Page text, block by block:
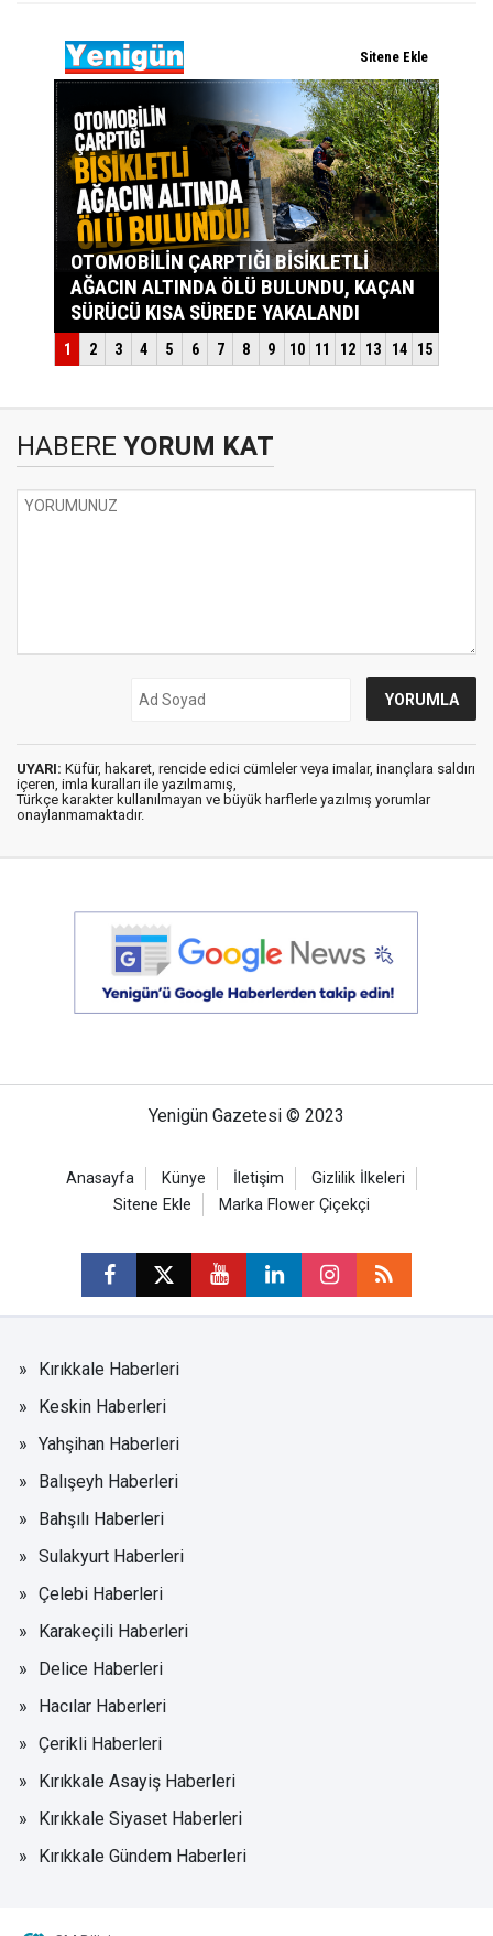
HABERE YORUM KAT
UYARI: Küfür, hakaret, rencide edici cümleler veya imalar, inançlara saldırı
içeren, imla kuralları ile yazılmamış,
Türkçe karakter kullanılmayan ve büyük harflerle yazılmış yorumlar
onaylanmamaktadır.
Yenigün Gazetesi © 2023
Anasayfa Künye İletişim
Gizlilik İlkeleri
Sitene Ekle
Marka Flower Çiçekçi
Kırıkkale Haberleri
Keskin Haberleri
Yahşihan Haberleri
Balışeyh Haberleri
Bahşılı Haberleri
Sulakyurt Haberleri
Çelebi Haberleri
Karakeçili Haberleri
Delice Haberleri
Hacılar Haberleri
Çerikli Haberleri
Kırıkkale Asayiş Haberleri
Kırıkkale Siyaset Haberleri
Kırıkkale Gündem Haberleri